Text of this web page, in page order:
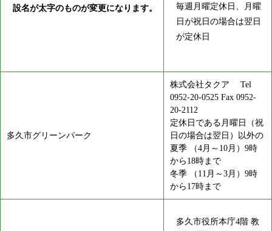
設名が太字のものが変更になります。
毎週月曜定休日、月曜
日が祝日の場合は翌日
が定休日
多久市グリーンパーク
株式会社タクア Tel
0952-20-0525 Fax 0952-
20-2112
定休日である月曜日（祝
日の場合は翌日）以外の
夏季 （4月～10月）9時
から18時まで
冬季 （11月～3月）9時
から17時まで
多久市役所本庁4階 教